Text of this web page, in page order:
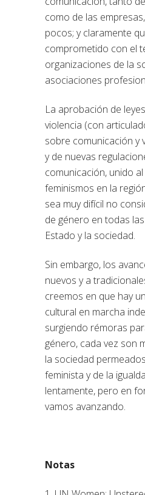
como de las
pocos; y claramente
comprometido con el
organizaciones de la
asociaciones
La aprobación de
violencia (con
sobre comunicación y
y de nuevas
comunicación, unido
feminismos en la
sea muy difícil no
de género en todas
Estado y la sociedad.
Sin embargo, los
nuevos y a
creemos en que hay
cultural en marcha
surgiendo rémoras
género, cada vez son
la sociedad
feminista y de la
lentamente, pero en
vamos avanzando.
Notas